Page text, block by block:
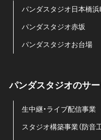
パンダスタジオ日本橋浜
パンダスタジオ赤坂
パンダスタジオお台場
パンダスタジオのサ
生中継・ライブ配信事業
スタジオ構築事業（防音